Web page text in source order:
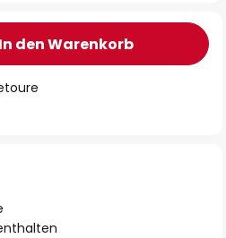
In den Warenkorb